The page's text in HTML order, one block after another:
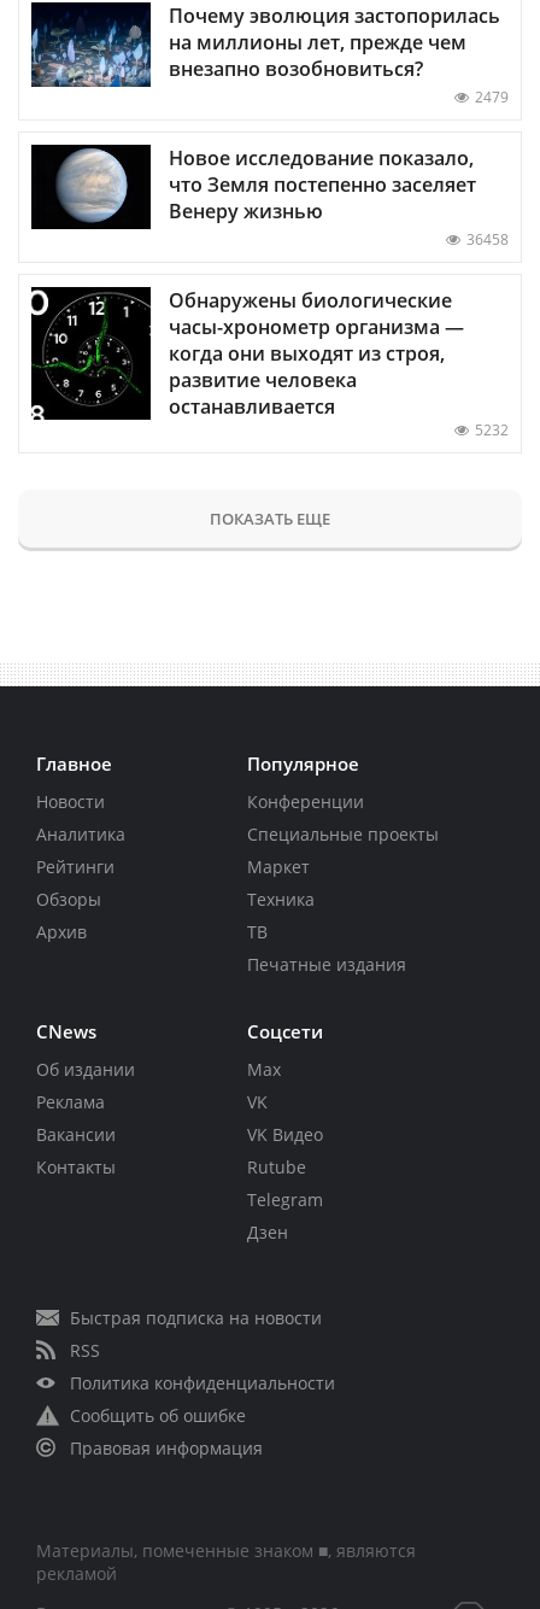
Почему эволюция застопорилась
на миллионы лет, прежде чем
внезапно возобновиться?
2479
Новое исследование показало,
что Земля постепенно заселяет
Венеру жизнью
36458
Обнаружены биологические
часы-хронометр организма —
когда они выходят из строя,
развитие человека
останавливается
5232
ПОКАЗАТЬ ЕЩЕ
Главное
Новости
Аналитика
Рейтинги
Обзоры
Архив
Популярное
Конференции
Специальные проекты
Маркет
Техника
ТВ
Печатные издания
CNews
Об издании
Реклама
Вакансии
Контакты
Соцсети
Max
VK
VK Видео
Rutube
Telegram
Дзен
Быстрая подписка на новости
RSS
Политика конфиденциальности
Сообщить об ошибке
Правовая информация
Материалы, помеченные знаком ■, являются
рекламой